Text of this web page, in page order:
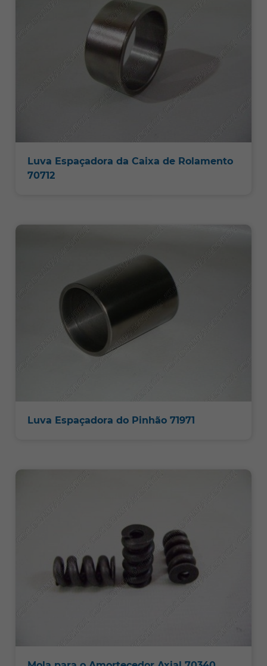
Luva Espaçadora da Caixa de Rolamento
70712
Luva Espaçadora do Pinhão 71971